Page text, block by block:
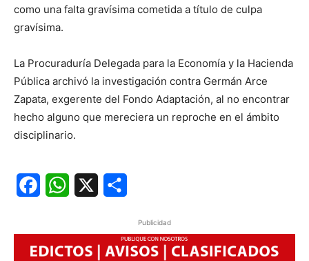
como una falta gravísima cometida a título de culpa
gravísima.
La Procuraduría Delegada para la Economía y la Hacienda
Pública archivó la investigación contra Germán Arce
Zapata, exgerente del Fondo Adaptación, al no encontrar
hecho alguno que mereciera un reproche en el ámbito
disciplinario.
FacebookWhatsApp
Publicidad